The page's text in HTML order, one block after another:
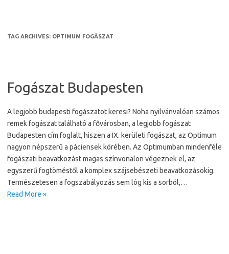
TAG ARCHIVES: OPTIMUM FOGÁSZAT
Fogászat Budapesten
A legjobb budapesti fogászatot keresi? Noha nyilvánvalóan számos
remek fogászat található a fővárosban, a legjobb fogászat
Budapesten cím foglalt, hiszen a IX. kerületi fogászat, az Optimum
nagyon népszerű a páciensek körében. Az Optimumban mindenféle
fogászati beavatkozást magas színvonalon végeznek el, az
egyszerű fogtöméstől a komplex szájsebészeti beavatkozásokig.
Természetesen a fogszabályozás sem lóg kis a sorból,…
Read More »